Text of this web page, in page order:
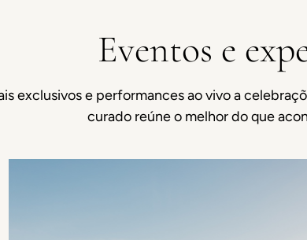
Eventos e
exclusivos e performances ao vivo a
curado reúne o melhor do que